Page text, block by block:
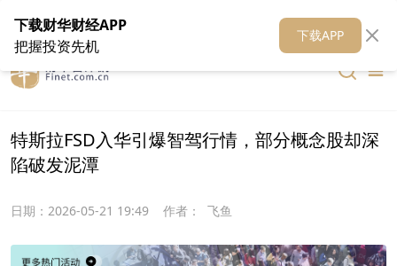
在线客服 关于我们 财华媒体矩阵 财华智库
特斯拉FSD入华引爆智驾行情，部分概念股却深
陷破发泥潭
日期： 2026-05-21 19:49 作者： 飞鱼
下载财华财经APP
把握投资先机
下载APP